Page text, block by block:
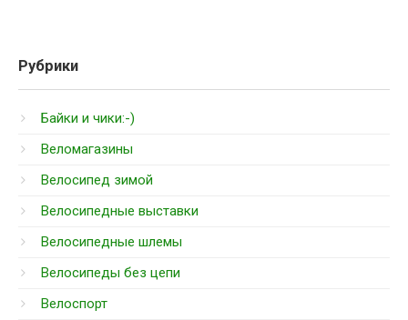
Рубрики
Байки и чики:-)
Веломагазины
Велосипед зимой
Велосипедные выставки
Велосипедные шлемы
Велосипеды без цепи
Велоспорт